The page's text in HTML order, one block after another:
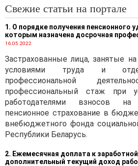
Свежие статьи на портале
1. О порядке получения пенсионного
которым назначена досрочная
16.05.2022
Застрахованные лица, занятые
условиями труда и
профессиональной
профессиональный стаж при
работодателями взносов на
пенсионное страхование в
внебюджетного фонда
Республики Беларусь.
2. Ежемесячная доплата к
дополнительный текущий доход